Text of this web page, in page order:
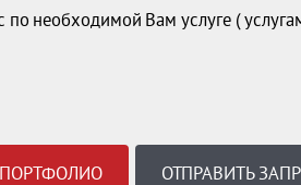
по необходимой Вам услуге (
ПОРТФОЛИО ОТПРАВИТЬ